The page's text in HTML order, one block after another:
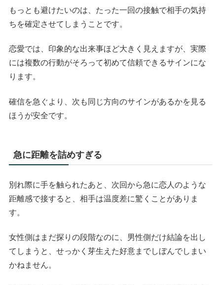
もっとも避けたいのは、たった一回の接触で相手の気持
ちを確定させてしまうことです。
恋愛では、印象的な出来事ほど大きく見えますが、実際
には複数の行動がそろって初めて信頼できるサインにな
ります。
確信を急ぐより、次も同じ方向のサインがあるかを見る
ほうが安全です。
急に距離を詰めすぎる
別れ際に手を触られたあと、次回から急に恋人のような
距離感で接すると、相手は温度差に驚くことがありま
す。
女性側はまだ探りの段階なのに、男性側だけ結論を出し
てしまうと、せっかく芽生えた好意までしぼんでしまい
かねません。